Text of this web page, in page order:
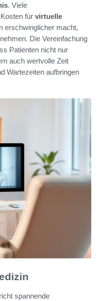
. Viele
für virtuelle
erschwinglicher macht,
Die Vereinfachung
Patienten nicht nur
auch wertvolle Zeit
Wartezeiten aufbringen
spannende